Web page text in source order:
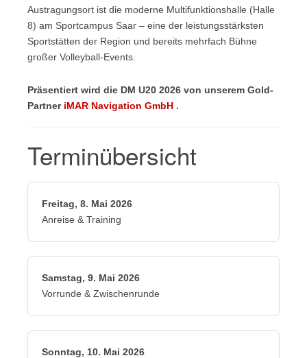
Austragungsort ist die moderne Multifunktionshalle (Halle
8) am Sportcampus Saar – eine der leistungsstärksten
Sportstätten der Region und bereits mehrfach Bühne
großer Volleyball-Events.
Präsentiert wird die DM U20 2026 von unserem Gold-
Partner iMAR Navigation GmbH .
Terminübersicht
Freitag, 8. Mai 2026
Anreise & Training
Samstag, 9. Mai 2026
Vorrunde & Zwischenrunde
Sonntag, 10. Mai 2026